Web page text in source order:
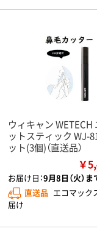
ウィキャン WETECH
ットスティック WJ-
ット(3個)（直送品）
￥
お届け日：9月8日（火）ま
直送品 エコマック
届け